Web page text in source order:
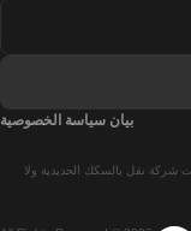
شركة نقل بالسكك الحديدية ولا
بيان سياسة الخصوصية